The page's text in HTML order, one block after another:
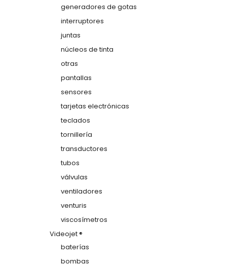
generadores de gotas
interruptores
juntas
núcleos de tinta
otras
pantallas
sensores
tarjetas electrónicas
teclados
tornillería
transductores
tubos
válvulas
ventiladores
venturis
viscosímetros
Videojet ®
baterías
bombas